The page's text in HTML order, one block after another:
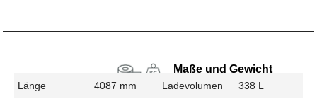
Maße und Gewicht
Länge 4087 mm Ladevolumen 338 L